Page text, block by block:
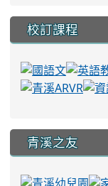
校訂課程
青溪之友